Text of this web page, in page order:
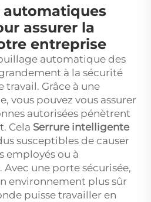
assurer la
entreprise
automatique des
à la sécurité
travail. Grâce à une
vous pouvez vous assurer
autorisées pénètrent
Cela Serrure intelligente
susceptibles de causer
employés ou à
une porte sécurisée,
environnement plus sûr
puisse travailler en